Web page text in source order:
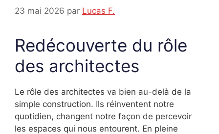
23 mai 2026 par Lucas F.
Redécouverte du rôle
des architectes
Le rôle des architectes va bien au-delà de la
simple construction. Ils réinventent notre
quotidien, changent notre façon de percevoir
les espaces qui nous entourent. En pleine